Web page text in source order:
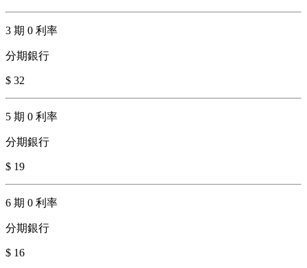
3 期 0 利率
分期銀行
$ 32
5 期 0 利率
分期銀行
$ 19
6 期 0 利率
分期銀行
$ 16